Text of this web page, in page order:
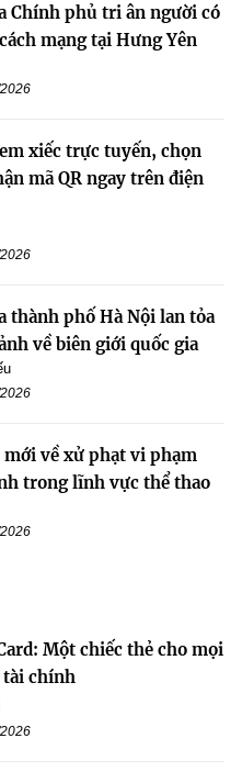
Chính phủ tri ân người có
mạng tại Hưng Yên
xiếc trực tuyến, chọn
mã QR ngay trên điện
thành phố Hà Nội lan tỏa
về biên giới quốc gia
về xử phạt vi phạm
trong lĩnh vực thể thao
Một chiếc thẻ cho mọi
tài chính